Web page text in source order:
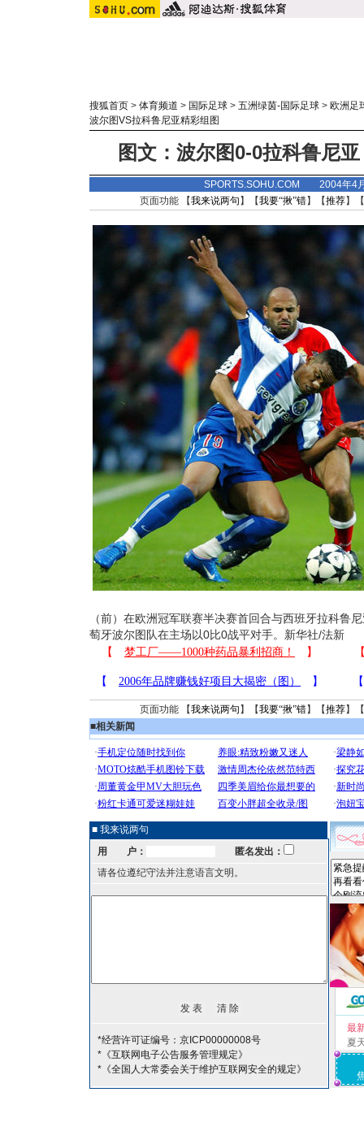
搜狐首页 > 体育频道 > 国际足球 > 五洲绿茵-国际足球 > 欧洲足
波尔图VS拉科鲁尼亚精彩组图
图文：波尔图0-0拉科鲁尼
SPORTS.SOHU.COM 2004年4
页面功能 【我来说两句 】【我要“揪”错】【推荐】
（前）在欧洲冠军联赛半决赛首回合与西班牙拉科鲁
萄牙波尔图队在主场以0比0战平对手。新华社/法新
页面功能 【我来说两句 】【我要“揪”错】【推荐】
■相关新闻
■ 我来说两句
用 户：
匿名发出：
请各位遵纪守法并注意语言文明。
*经营许可证编号：京ICP00000008号
*《互联网电子公告服务管理规定》
*《全国人大常委会关于维护互联网安全的规定》
最
夏